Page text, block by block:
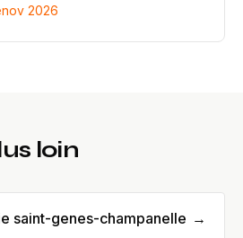
2026
loin
saint-genes-champanelle →